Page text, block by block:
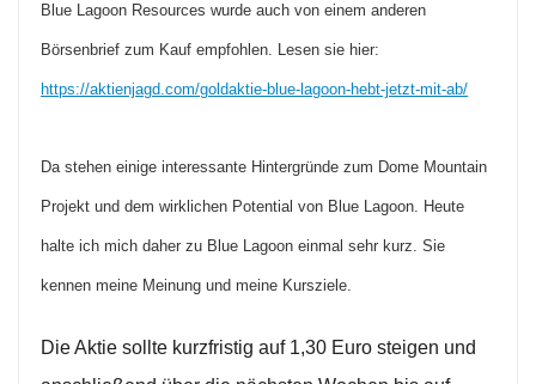
Blue Lagoon Resources wurde auch von einem anderen
Börsenbrief zum Kauf empfohlen. Lesen sie hier:
https://aktienjagd.com/goldaktie-blue-lagoon-hebt-jetzt-mit-ab/
Da stehen einige interessante Hintergründe zum Dome Mountain
Projekt und dem wirklichen Potential von Blue Lagoon. Heute
halte ich mich daher zu Blue Lagoon einmal sehr kurz. Sie
kennen meine Meinung und meine Kursziele.
Die Aktie sollte kurzfristig auf 1,30 Euro steigen und